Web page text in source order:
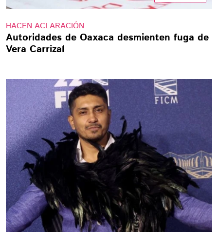
HACEN ACLARACIÓN
Autoridades de Oaxaca desmienten fuga de
Vera Carrizal